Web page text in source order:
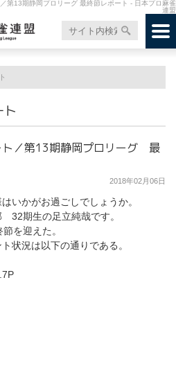
第13期静岡プロリーグ 最終節レポート - 日本プロ麻雀
連盟
ト／第13期静岡プロリーグ 最
2018年02月06日
いかがお過ごしでしょうか。
期生の足立純哉です。
を迎えた。
状況は以下の通りである。